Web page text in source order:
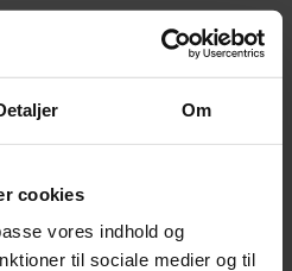
Om
cookies
vores indhold og
til sociale medier og til